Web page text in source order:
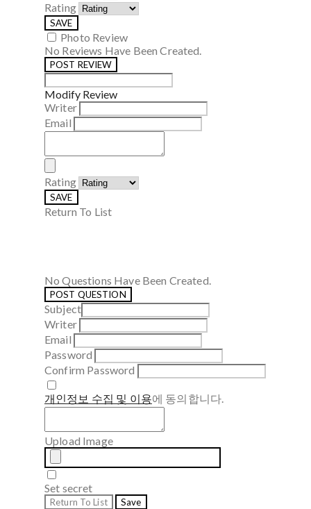
Rating
SAVE
Photo Review
No Reviews Have Been Created.
POST REVIEW
Modify Review
Writer
Email
Rating
SAVE
Return To List
No Questions Have Been Created.
POST QUESTION
Subject
Writer
Email
Password
Confirm Password
개인정보 수집 및 이용에 동의합니다.
Upload Image
Set secret
Return To List Save